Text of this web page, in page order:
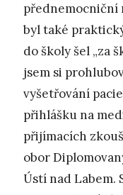
přednemocniční
byl také
do školy šel „za
jsem si
vyšetřování
přihlášku na
přijímacích
obor
Ústí nad Labem.